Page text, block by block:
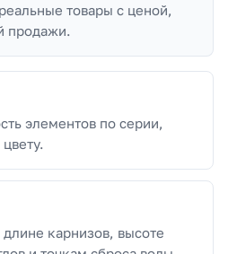
товары с ценой,
продажи.
элементов по серии,
карнизов, высоте